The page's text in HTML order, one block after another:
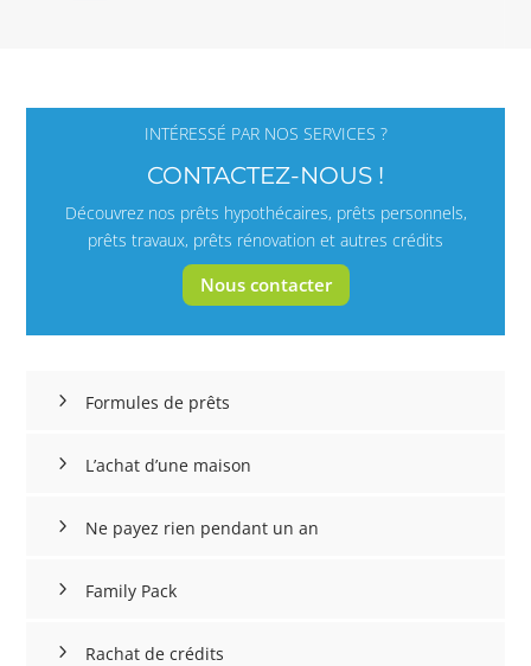
INTÉRESSÉ PAR NOS SERVICES ?
CONTACTEZ-NOUS !
Découvrez nos prêts hypothécaires, prêts personnels,
prêts travaux, prêts rénovation et autres crédits
Nous contacter
Formules de prêts
L’achat d’une maison
Ne payez rien pendant un an
Family Pack
Rachat de crédits